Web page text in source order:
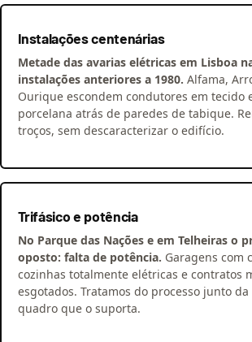
Instalações centenárias
Metade das avarias elétricas em Lisboa
instalações anteriores a 1980. Alfama,
Ourique escondem condutores em tecido
porcelana atrás de paredes de tabique.
troços, sem descaracterizar o edifício.
Trifásico e potência
No Parque das Nações e em Telheiras o
oposto: falta de potência. Garagens com
cozinhas totalmente elétricas e contratos
esgotados. Tratamos do processo junto da
quadro que o suporta.